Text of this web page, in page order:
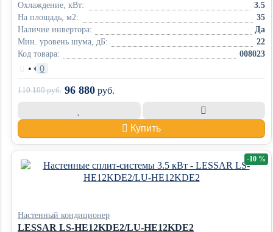
Охлаждение, кВт:
3.5
На площадь, м2:
35
Наличие инвертора:
Да
Мин. уровень шума, дБ:
22
Код товара:
008023
• 0
110 100руб. 96 880 руб.
Купить
Настенный кондиционер
LESSAR LS-HE12KDE2/LU-HE12KDE2
-10 %